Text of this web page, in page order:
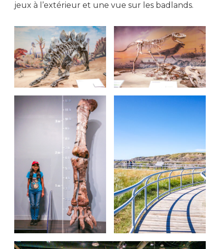
jeux à l’extérieur et une vue sur les badlands.